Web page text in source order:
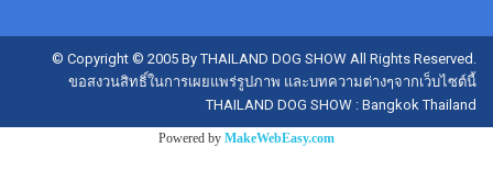
© Copyright © 2005 By THAILAND DOG SHOW All Rights Reserved.
ขอสงวนสิทธิ์ในการเผยแพร่รูปภาพ และบทความต่างๆจากเว็บไซต์นี้
THAILAND DOG SHOW : Bangkok Thailand
Powered by MakeWebEasy.com